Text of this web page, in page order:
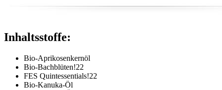
Inhaltsstoffe:
Bio-Aprikosenkernöl
Bio-Bachblüten!22
FES Quintessentials!22
Bio-Kanuka-Öl